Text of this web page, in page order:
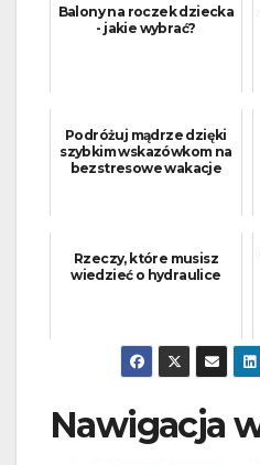
Balony na roczek dziecka
- jakie wybrać?
Podróżuj mądrze dzięki
szybkim wskazówkom na
bezstresowe wakacje
Rzeczy, które musisz
wiedzieć o hydraulice
Nawigacja